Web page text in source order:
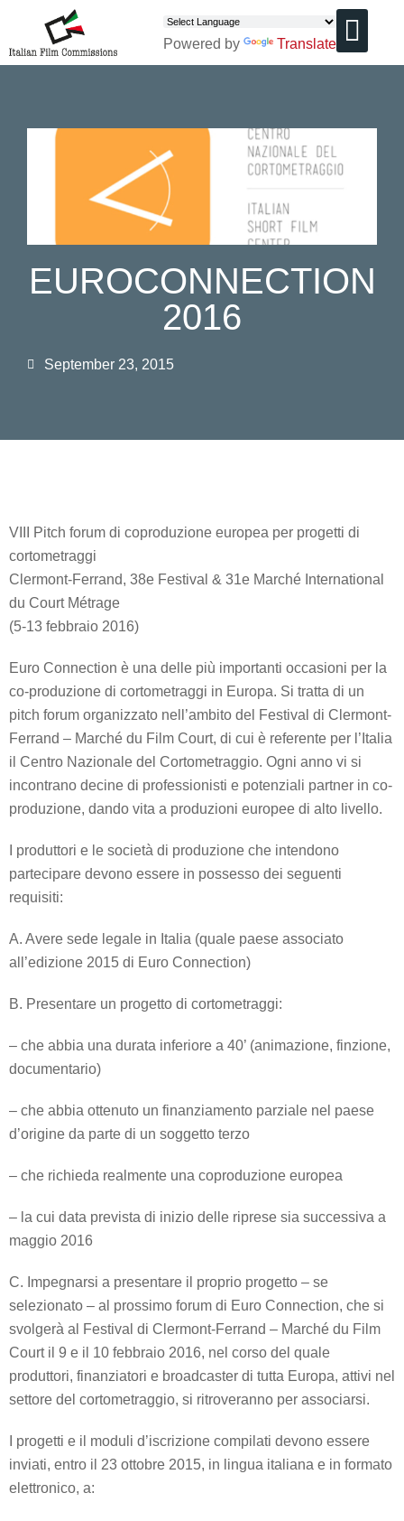
Powered by Translate
EUROCONNECTION
2016
September 23, 2015
VIII Pitch forum di coproduzione europea per progetti di
cortometraggi
Clermont-Ferrand, 38e Festival & 31e Marché International
du Court Métrage
(5-13 febbraio 2016)
Euro Connection è una delle più importanti occasioni per la
co-produzione di cortometraggi in Europa. Si tratta di un
pitch forum organizzato nell’ambito del Festival di Clermont-
Ferrand – Marché du Film Court, di cui è referente per l’Italia
il Centro Nazionale del Cortometraggio. Ogni anno vi si
incontrano decine di professionisti e potenziali partner in co-
produzione, dando vita a produzioni europee di alto livello.
I produttori e le società di produzione che intendono
partecipare devono essere in possesso dei seguenti
requisiti:
A. Avere sede legale in Italia (quale paese associato
all’edizione 2015 di Euro Connection)
B. Presentare un progetto di cortometraggi:
– che abbia una durata inferiore a 40’ (animazione, finzione,
documentario)
– che abbia ottenuto un finanziamento parziale nel paese
d’origine da parte di un soggetto terzo
– che richieda realmente una coproduzione europea
– la cui data prevista di inizio delle riprese sia successiva a
maggio 2016
C. Impegnarsi a presentare il proprio progetto – se
selezionato – al prossimo forum di Euro Connection, che si
svolgerà al Festival di Clermont-Ferrand – Marché du Film
Court il 9 e il 10 febbraio 2016, nel corso del quale
produttori, finanziatori e broadcaster di tutta Europa, attivi nel
settore del cortometraggio, si ritroveranno per associarsi.
I progetti e il moduli d’iscrizione compilati devono essere
inviati, entro il 23 ottobre 2015, in lingua italiana e in formato
elettronico, a: